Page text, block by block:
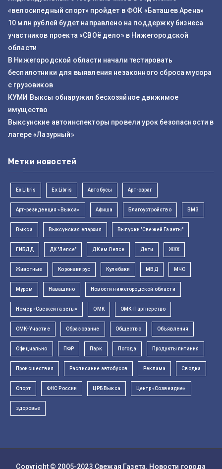
«велосипедный спорт» пройдет в ФОК «Баташев Арена»
10 млн рублей будет направлено на поддержку бизнеса
участников проекта «СВОё дело» в Нижегородской
области
В Нижегородской области начали тестировать
беспилотники для выявления незаконного сброса мусора
с грузовиков
КУМИ Выксы обнаружил бесхозяйное движимое
имущество
Выксунские автоинспекторы провели урок безопасности в
лагере «Лазурный»
Метки новостей
Ex Libris Ex Libris Автобусы Арт-овраг
Арт-резиденция «Выкса» Афиша Благоустройство ВМЗ
Выкса Выксунская епархия Выпуски "Свежей Газеты"
ГИБДД ДК "Лепсе" ДК им Лепсе Дети ЖКХ
Животные Коронавирус Кулебаки МВД МЧС
Муром Навашино Новости нижегородской области
Номер «Свежей газеты» ОМК ОМК-Партнерство
ОМК-Участие Образование Общество Объявления
Официально ПФР Парк Погода Продукты питания
Происшествия Расписание автобусов Реклама Сводка
Спорт ФНС России ЦРБ Выкса Центр «Созвездие»
здоровье
Copyright © 2005-2023 Свежая Газета. Новости города